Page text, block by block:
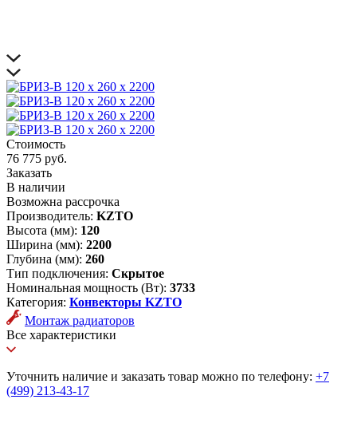
Стоимость
76 775 руб.
Заказать
В наличии
Возможна рассрочка
Производитель: KZTO
Высота (мм): 120
Ширина (мм): 2200
Глубина (мм): 260
Тип подключения: Скрытое
Номинальная мощность (Вт): 3733
Категория: Конвекторы KZTO
Монтаж радиаторов
Все характеристики
Уточнить наличие и заказать товар можно по телефону: +7
(499) 213-43-17